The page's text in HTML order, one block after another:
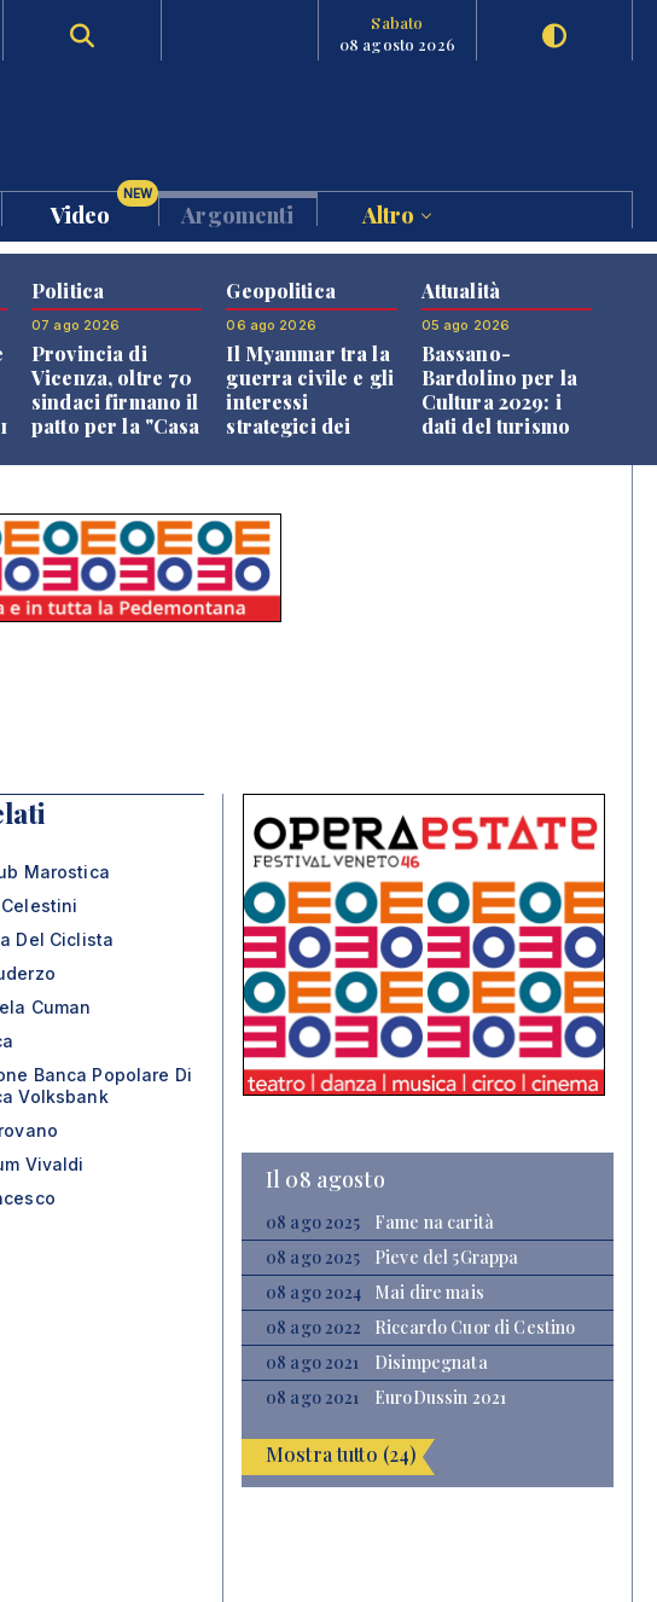
Sabato
08 agosto 2026
Video
NEW
Argomenti Altro
Politica
07 ago 2026
Provincia di
Vicenza, oltre 70
sindaci firmano il
patto per la "Casa
Geopolitica
06 ago 2026
Il Myanmar tra la
guerra civile e gli
interessi
strategici dei
Attualità
05 ago 2026
Bassano-
Bardolino per la
Cultura 2029: i
dati del turismo
Marostica
Del Ciclista
Cuman
Banca Popolare Di
Volksbank
Vivaldi
Il 08 agosto
08 ago 2025
Fame na carità
08 ago 2025
Pieve del 5Grappa
08 ago 2024
Mai dire mais
08 ago 2022
Riccardo Cuor di Cestino
08 ago 2021
Disimpegnata
08 ago 2021
EuroDussin 2021
Mostra tutto (24)